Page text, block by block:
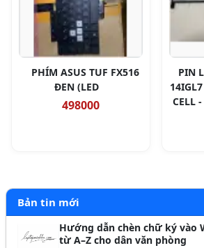
PHÍM ASUS TUF FX516
ĐEN (LED
498000
PIN
CELL
Bản tin mới
Hướng dẫn chèn chữ ký vào
từ A–Z cho dân văn phòng